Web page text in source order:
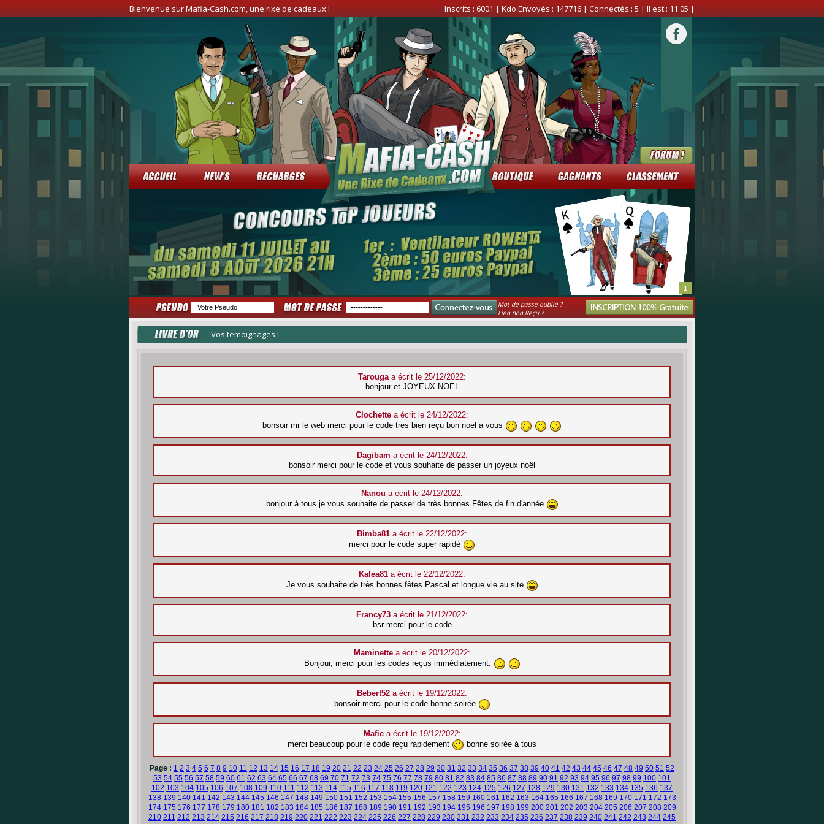
Bienvenue sur Mafia-Cash.com, une rixe de cadeaux ! Inscrits : 6001 | Kdo Envoyés : 147716 | Connectés : 5 | Il est : 11:05 |
1
Mot de passe oublié ?
Lien non Reçu ?
Vos temoignages !
Tarougaa écrit le 25/12/2022:
bonjour et JOYEUX NOEL
Clochette a écrit le 24/12/2022:
bonsoir mr le web merci pour le code tres bien reçu bon noel a vous
Dagibam a écrit le 24/12/2022:
bonsoir merci pour le code et vous souhaite de passer un joyeux noël
Nanou a écrit le 24/12/2022:
bonjour à tous je vous souhaite de passer de très bonnes Fêtes de fin d'année
Bimba81 a écrit le 22/12/2022:
merci pour le code super rapidè
Kalea81 a écrit le 22/12/2022:
Je vous souhaite de très bonnes fêtes Pascal et longue vie au site
Francy73 a écrit le 21/12/2022:
bsr merci pour le code
Maminette a écrit le 20/12/2022:
Bonjour, merci pour les codes reçus immédiatement.
Bebert52 a écrit le 19/12/2022:
bonsoir merci pour le code bonne soirée
Mafiea écrit le 19/12/2022:
merci beaucoup pour le code reçu rapidement
bonne soirée à tous
Page : 1 2 3 4 5 6 7 8 9 10 11 12 13 14 15 16 17 18 19 20 21 22 23 24 25 26 27 28 29 30 31 32 33 34 35 36 37 38 39 40 41 42 43 44 45 46 47 48 49 50 51 52
53 54 55 56 57 58 59 60 61 62 63 64 65 66 67 68 69 70 71 72 73 74 75 76 77 78 79 80 81 82 83 84 85 86 87 88 89 90 91 92 93 94 95 96 97 98 99 100 101
102 103 104 105 106 107 108 109 110 111 112 113 114 115 116 117 118 119 120 121 122 123 124 125 126 127 128 129 130 131 132 133 134 135 136 137
138 139 140 141 142 143 144 145 146 147 148 149 150 151 152 153 154 155 156 157 158 159 160 161 162 163 164 165 166 167 168 169 170 171 172 173
174 175 176 177 178 179 180 181 182 183 184 185 186 187 188 189 190 191 192 193 194 195 196 197 198 199 200 201 202 203 204 205 206 207 208 209
210 211 212 213 214 215 216 217 218 219 220 221 222 223 224 225 226 227 228 229 230 231 232 233 234 235 236 237 238 239 240 241 242 243 244 245